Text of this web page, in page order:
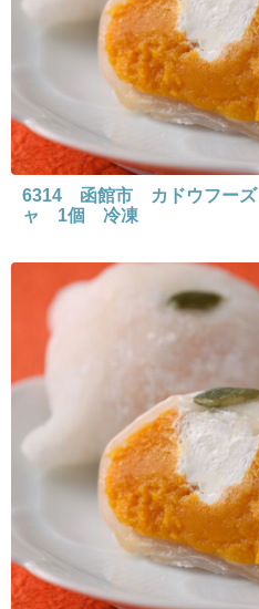
6314 函館市 カドウフー
ャ 1個 冷凍